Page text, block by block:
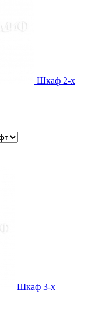
Шкаф 2-х
Шкаф 3-х